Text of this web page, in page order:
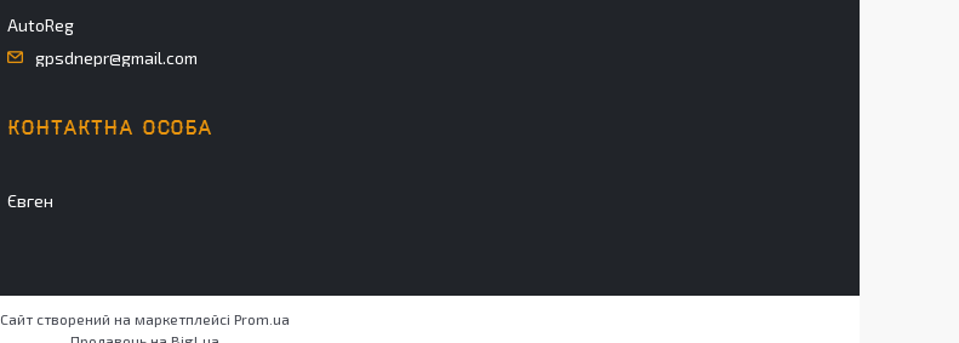
AutoReg
gpsdnepr@gmail.com
Євген
Сайт створений на маркетплейсі Prom.ua